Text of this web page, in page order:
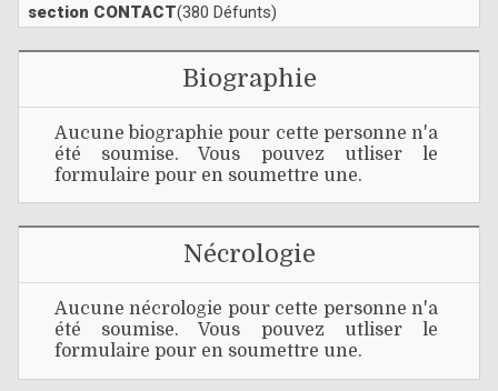
section CONTACT(380 Défunts)
Biographie
Aucune biographie pour cette personne n'a
été soumise. Vous pouvez utliser le
formulaire pour en soumettre une.
Nécrologie
Aucune nécrologie pour cette personne n'a
été soumise. Vous pouvez utliser le
formulaire pour en soumettre une.